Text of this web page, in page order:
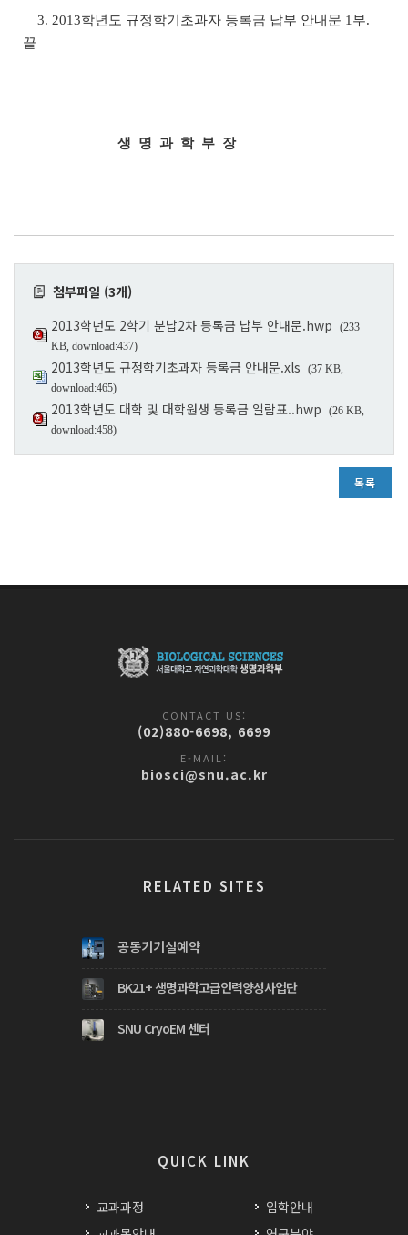
3. 2013학년도 규정학기초과자 등록금 납부 안내문 1 부.
끝
생 명 과 학 부 장
첨부파일 (3개)
2013학년도 2학기 분납2차 등록금 납부 안내문.hwp
(233
KB, download:437)
2013학년도 규정학기초과자 등록금 안내문.xls
(37 KB,
download:465)
2013학년도 대학 및 대학원생 등록금 일람표..hwp
(26 KB,
download:458)
목록
CONTACT US:
(02)880-6698, 6699
E-MAIL:
biosci@snu.ac.kr
RELATED SITES
공동기기실예약
BK21+ 생명과학고급인력양성사업단
SNU CryoEM 센터
QUICK LINK
교과과정
입학안내